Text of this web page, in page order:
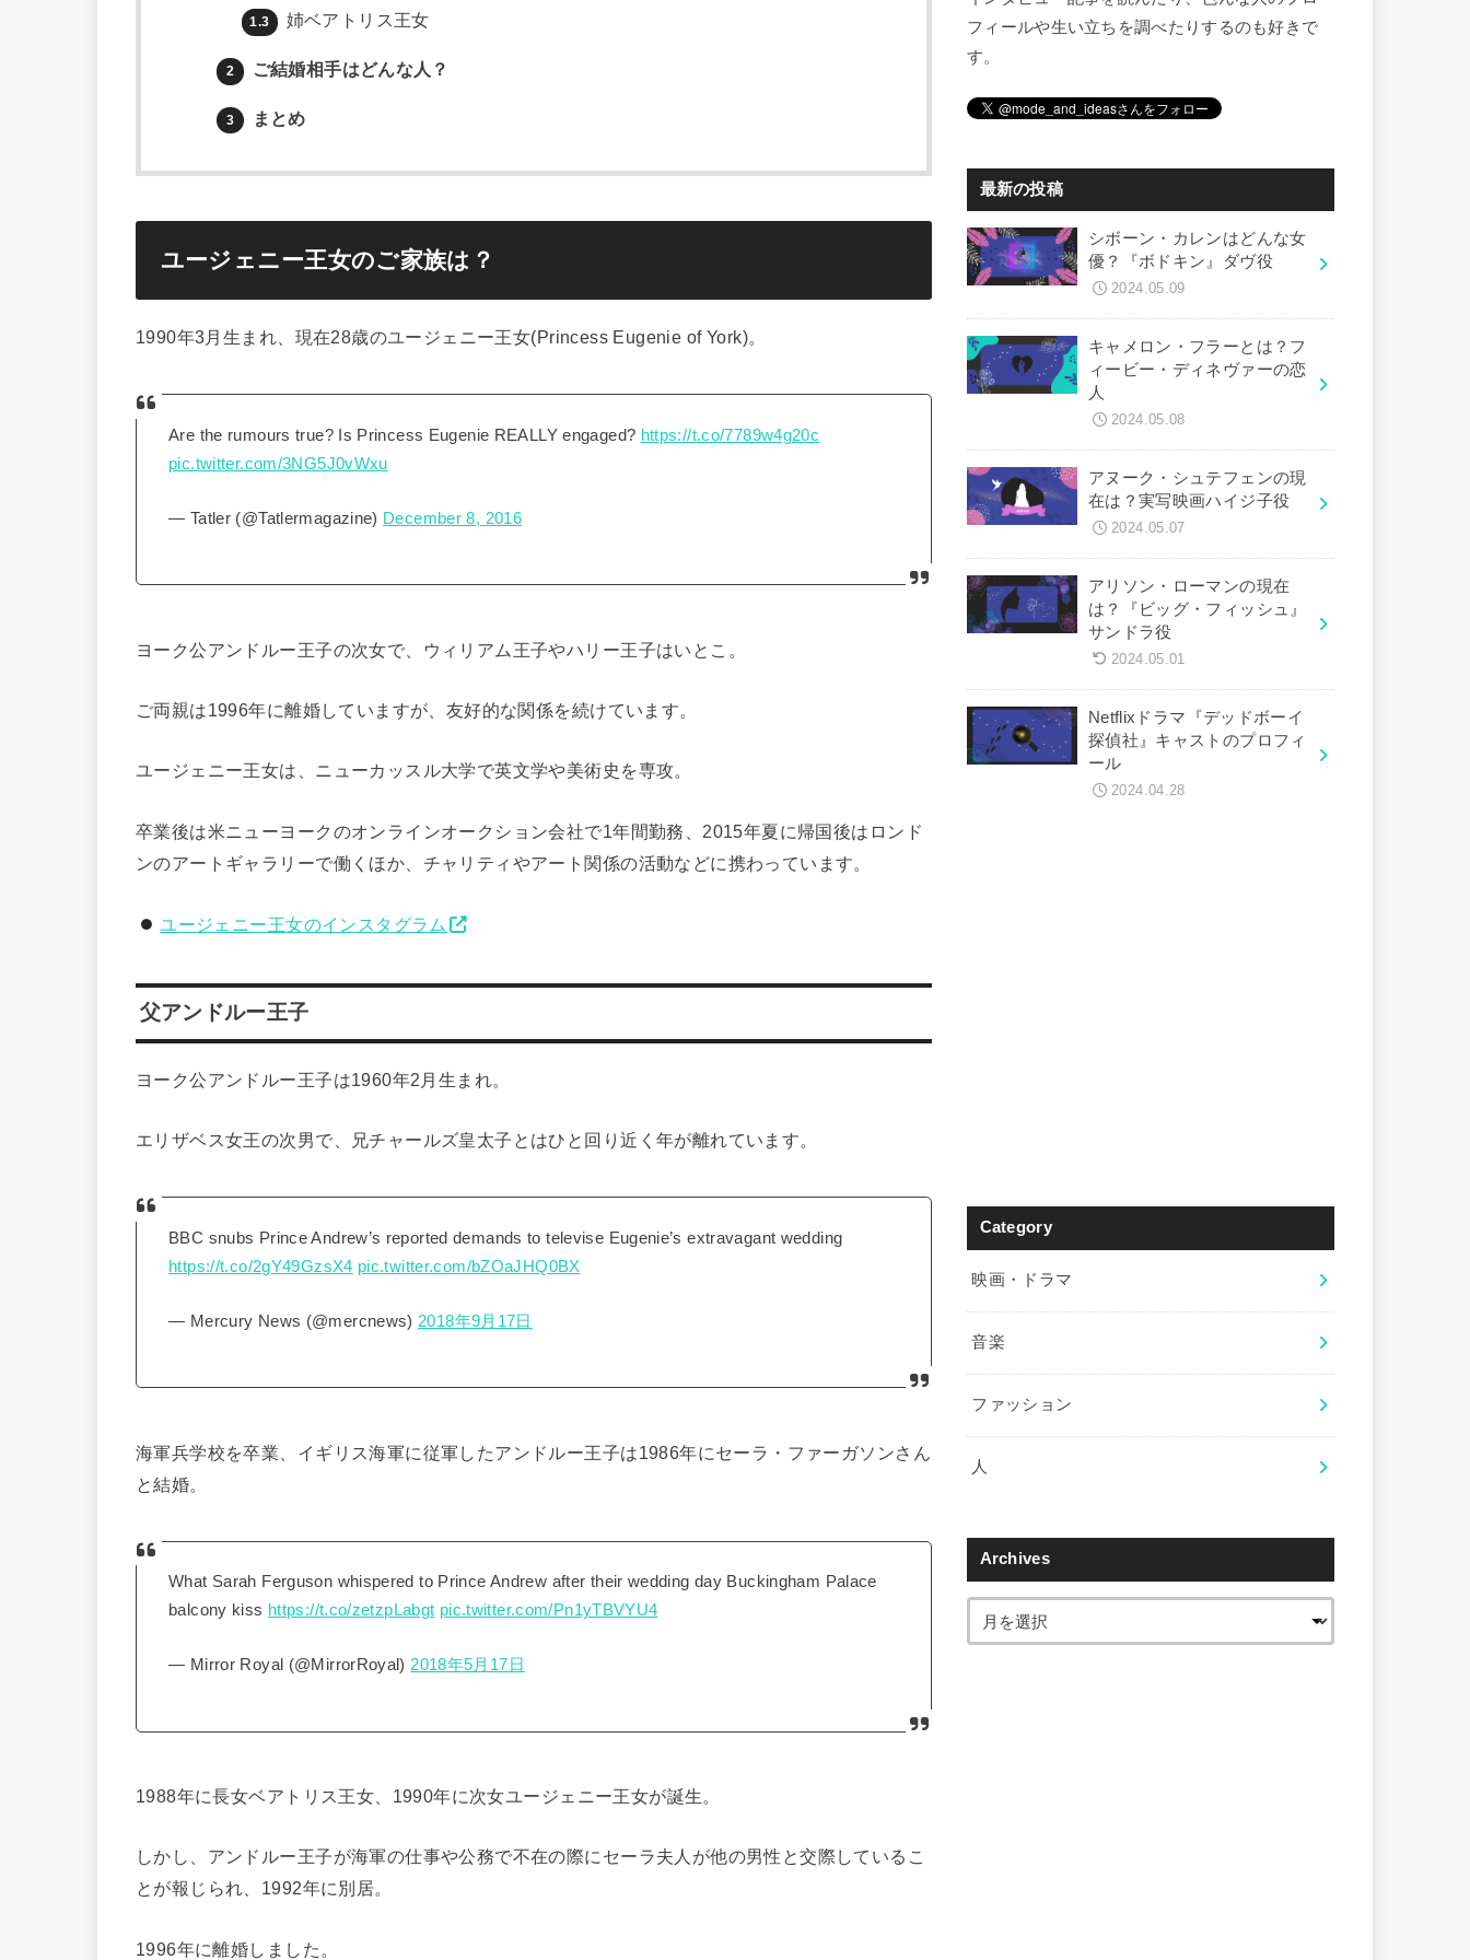
1.3 姉ベアトリス王女
2 ご結婚相手はどんな人？
3 まとめ
ユージェニー王女のご家族は？
1990年3月生まれ、現在28歳のユージェニー王女(Princess Eugenie of York)。
Are the rumours true? Is Princess Eugenie REALLY engaged? https://t.co/7789w4g20c
pic.twitter.com/3NG5J0vWxu
— Tatler (@Tatlermagazine) December 8, 2016
ヨーク公アンドルー王子の次女で、ウィリアム王子やハリー王子はいとこ。
ご両親は1996年に離婚していますが、友好的な関係を続けています。
ユージェニー王女は、ニューカッスル大学で英文学や美術史を専攻。
卒業後は米ニューヨークのオンラインオークション会社で1年間勤務、2015年夏に帰国後はロンド
ンのアートギャラリーで働くほか、チャリティやアート関係の活動などに携わっています。
ユージェニー王女のインスタグラム
父アンドルー王子
ヨーク公アンドルー王子は1960年2月生まれ。
エリザベス女王の次男で、兄チャールズ皇太子とはひと回り近く年が離れています。
BBC snubs Prince Andrew’s reported demands to televise Eugenie’s extravagant wedding
https://t.co/2gY49GzsX4 pic.twitter.com/bZOaJHQ0BX
— Mercury News (@mercnews) 2018年9月17日
海軍兵学校を卒業、イギリス海軍に従軍したアンドルー王子は1986年にセーラ・ファーガソンさん
と結婚。
What Sarah Ferguson whispered to Prince Andrew after their wedding day Buckingham Palace
balcony kiss https://t.co/zetzpLabgt pic.twitter.com/Pn1yTBVYU4
— Mirror Royal (@MirrorRoyal)2018年5月17日
1988年に長女ベアトリス王女、1990年に次女ユージェニー王女が誕生。
しかし、アンドルー王子が海軍の仕事や公務で不在の際にセーラ夫人が他の男性と交際しているこ
とが報じられ、1992年に別居。
1996年に離婚しました。
フィールや生い立ちを調べたりするのも好きで
す。
最新の投稿
シボーン・カレンはどんな女
優？『ボドキン』ダヴ役
2024.05.09
キャメロン・フラーとは？フ
ィービー・ディネヴァーの恋
人
2024.05.08
アヌーク・シュテフェンの現
在は？実写映画ハイジ子役
2024.05.07
アリソン・ローマンの現在
は？『ビッグ・フィッシュ』
サンドラ役
2024.05.01
Netflixドラマ『デッドボーイ
探偵社』キャストのプロフィ
ール
2024.04.28
Category
映画・ドラマ
音楽
ファッション
人
Archives